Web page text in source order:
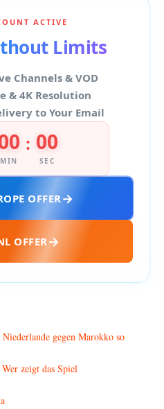
ACTIVE
Limits
Channels & VOD
& 4K Resolution
to Your Email
MIN
: 00
SEC
OFFER
OFFER
gegen Marokko so
zeigt das Spiel